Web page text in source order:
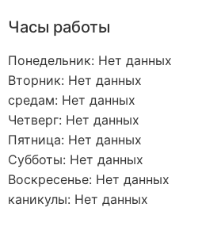
Часы работы
Понедельник: Нет данных
Вторник: Нет данных
средам: Нет данных
Четверг: Нет данных
Пятница: Нет данных
Субботы: Нет данных
Воскресенье: Нет данных
каникулы: Нет данных